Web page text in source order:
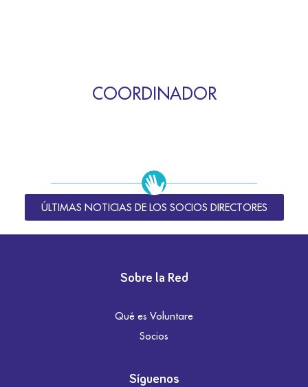
COORDINADOR
ÚLTIMAS NOTICIAS DE LOS SOCIOS DIRECTORES
Sobre la Red
Qué es Voluntare
Socios
Síguenos